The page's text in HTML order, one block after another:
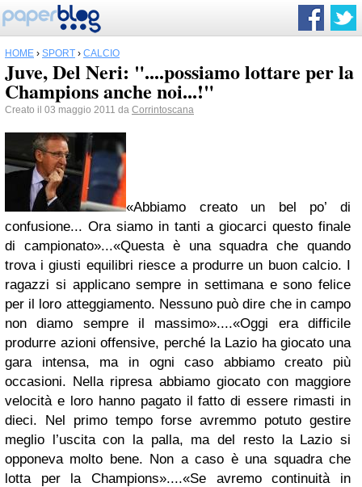
HOME › SPORT › CALCIO
Juve, Del Neri: "....possiamo lottare per la
Champions anche noi...!"
Creato il 03 maggio 2011 da Corrintoscana
«Abbiamo creato un bel po’ di
confusione... Ora siamo in tanti a giocarci questo finale
di campionato»...«Questa è una squadra che quando
trova i giusti equilibri riesce a produrre un buon calcio. I
ragazzi si applicano sempre in settimana e sono felice
per il loro atteggiamento. Nessuno può dire che in campo
non diamo sempre il massimo»....«Oggi era difficile
produrre azioni offensive, perché la Lazio ha giocato una
gara intensa, ma in ogni caso abbiamo creato più
occasioni. Nella ripresa abbiamo giocato con maggiore
velocità e loro hanno pagato il fatto di essere rimasti in
dieci. Nel primo tempo forse avremmo potuto gestire
meglio l’uscita con la palla, ma del resto la Lazio si
opponeva molto bene. Non a caso è una squadra che
lotta per la Champions»....«Se avremo continuità in